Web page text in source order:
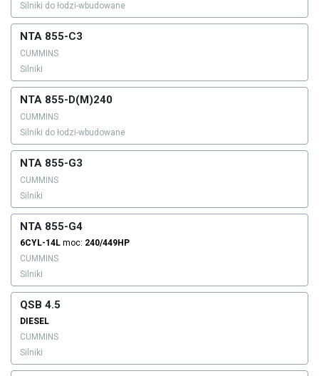
Silniki do łodzi-wbudowane
NTA 855-C3
CUMMINS
Silniki
NTA 855-D(M)240
CUMMINS
Silniki do łodzi-wbudowane
NTA 855-G3
CUMMINS
Silniki
NTA 855-G4
6CYL-14L moc: 240/449HP
CUMMINS
Silniki
QSB 4.5
DIESEL
CUMMINS
Silniki